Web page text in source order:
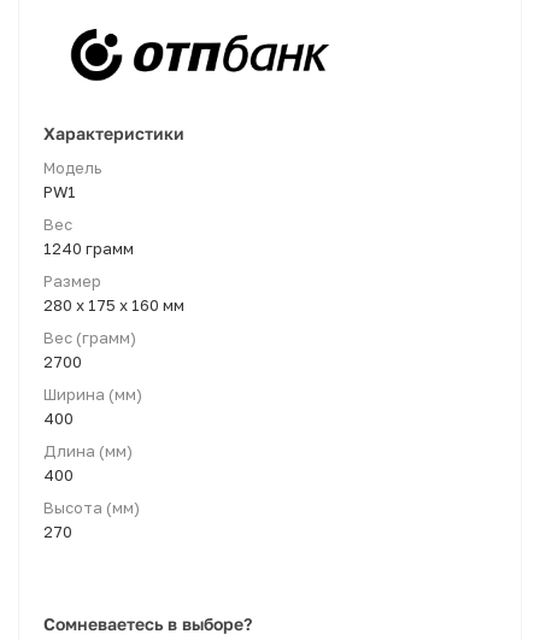
Характеристики
Модель
PW1
Вес
1240 грамм
Размер
280 x 175 x 160 мм
Вес (грамм)
2700
Ширина (мм)
400
Длина (мм)
400
Высота (мм)
270
Сомневаетесь в выборе?